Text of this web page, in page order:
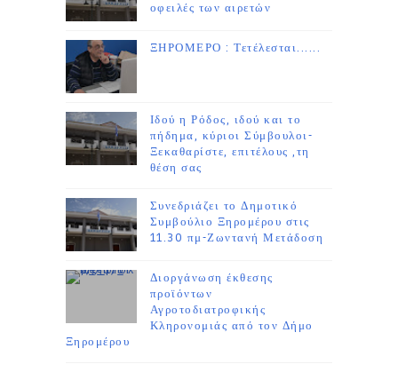
οφειλές των αιρετών
ΞΗΡΟΜΕΡΟ : Τετέλεσται......
Ιδού η Ρόδος, ιδού και το
πήδημα, κύριοι Σύμβουλοι-
Ξεκαθαρίστε, επιτέλους ,τη
θέση σας
Συνεδριάζει το Δημοτικό
Συμβούλιο Ξηρομέρου στις
11.30 πμ-Ζωντανή Μετάδοση
Διοργάνωση έκθεσης
προϊόντων
Αγροτοδιατροφικής
Κληρονομιάς από τον Δήμο
Ξηρομέρου